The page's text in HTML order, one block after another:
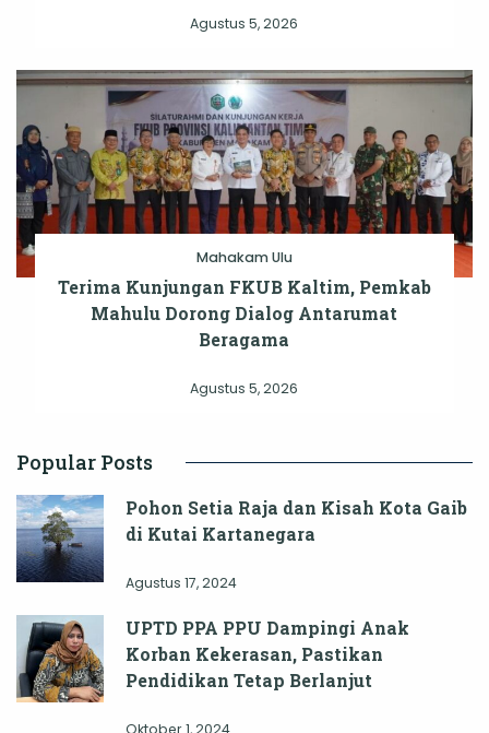
Agustus 5, 2026
Mahakam Ulu
Terima Kunjungan FKUB Kaltim, Pemkab
Mahulu Dorong Dialog Antarumat
Beragama
Agustus 5, 2026
Popular Posts
Pohon Setia Raja dan Kisah Kota Gaib
di Kutai Kartanegara
Agustus 17, 2024
UPTD PPA PPU Dampingi Anak
Korban Kekerasan, Pastikan
Pendidikan Tetap Berlanjut